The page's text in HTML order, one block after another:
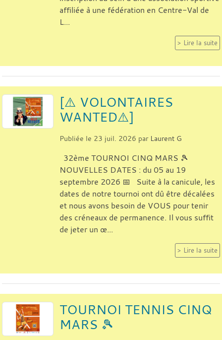
affiliée à une fédération en Centre-Val de
L...
Lire la suite
[⚠️ VOLONTAIRES
WANTED⚠️]
Publiée le 23 juil. 2026 par Laurent G
32ème TOURNOI CINQ MARS 🎾
NOUVELLES DATES : du 05 au 19
septembre 2026 📅 Suite à la canicule, les
dates de notre tournoi ont dû être décalées
et nous avons besoin de VOUS pour tenir
des créneaux de permanence. Il vous suffit
de jeter un œ...
Lire la suite
TOURNOI TENNIS CINQ
MARS 🎾